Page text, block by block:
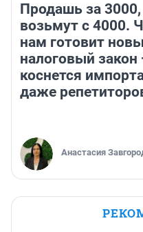
Продашь за 3000,
возьмут с 4000.
нам готовит
налоговый закон
коснется
даже
Анастасия